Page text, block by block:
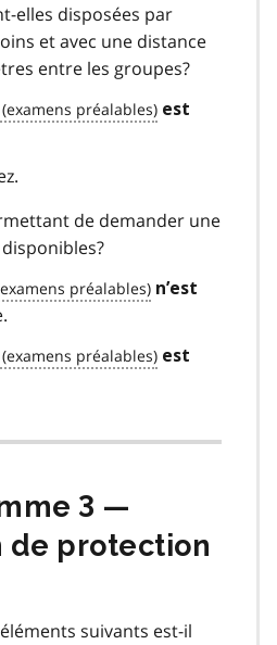
elles disposées par
et avec une distance
entre les groupes?
est
de demander une
n’est
est
3 —
de protection
éléments suivants est-il